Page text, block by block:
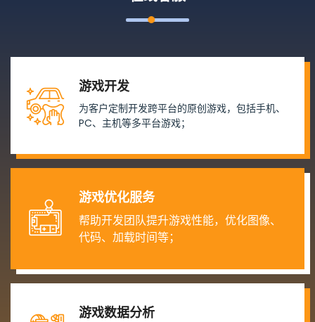
游戏开发
为客户定制开发跨平台的原创游戏，包括手机、
PC、主机等多平台游戏；
游戏优化服务
帮助开发团队提升游戏性能，优化图像、
代码、加载时间等；
游戏数据分析